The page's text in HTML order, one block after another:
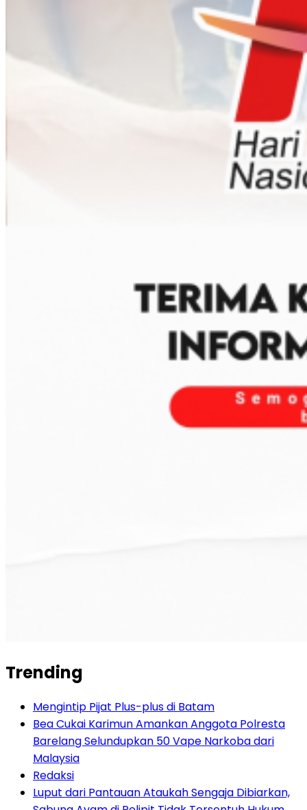
Trending
Mengintip Pijat Plus-plus di Batam
Bea Cukai Karimun Amankan Anggota Polresta
Barelang Selundupkan 50 Vape Narkoba dari
Malaysia
Redaksi
Luput dari Pantauan Ataukah Sengaja Dibiarkan,